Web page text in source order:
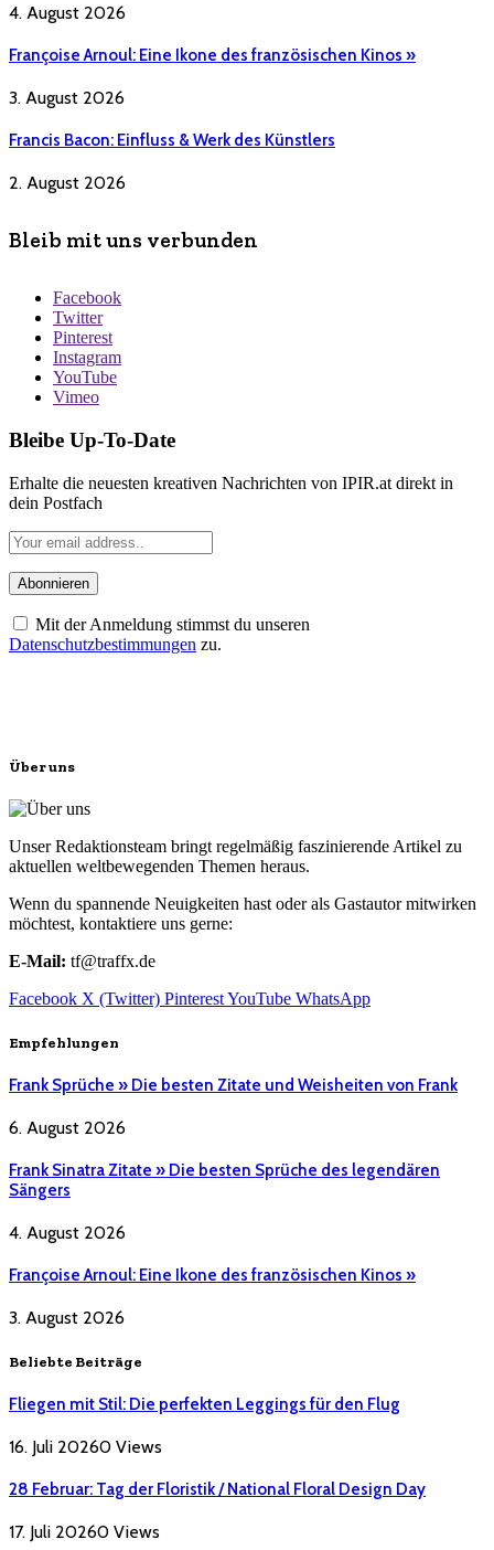
4. August 2026
Françoise Arnoul: Eine Ikone des französischen Kinos »
3. August 2026
Francis Bacon: Einfluss & Werk des Künstlers
2. August 2026
Bleib mit uns verbunden
Facebook
Twitter
Pinterest
Instagram
YouTube
Vimeo
Bleibe Up-To-Date
Erhalte die neuesten kreativen Nachrichten von IPIR.at direkt in
dein Postfach
Mit der Anmeldung stimmst du unseren
Datenschutzbestimmungen zu.
Über uns
Unser Redaktionsteam bringt regelmäßig faszinierende Artikel zu
aktuellen weltbewegenden Themen heraus.
Wenn du spannende Neuigkeiten hast oder als Gastautor mitwirken
möchtest, kontaktiere uns gerne:
E-Mail: tf@traffx.de
Facebook X (Twitter) PinterestYouTube WhatsApp
Empfehlungen
Frank Sprüche » Die besten Zitate und Weisheiten von Frank
6. August 2026
Frank Sinatra Zitate » Die besten Sprüche des legendären
Sängers
4. August 2026
Françoise Arnoul: Eine Ikone des französischen Kinos »
3. August 2026
Beliebte Beiträge
Fliegen mit Stil: Die perfekten Leggings für den Flug
16. Juli 20260 Views
28 Februar: Tag der Floristik / National Floral Design Day
17. Juli 20260 Views